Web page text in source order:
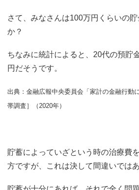
さて、みなさんは100万円くらいの
か？
ちなみに統計によると、20代の預貯
円だそうです。
出典：金融広報中央委員会「家計の金融行動
帯調査］（2020年）
貯蓄によっていざという時の治療費
方ですが、これは決して間違いではあ